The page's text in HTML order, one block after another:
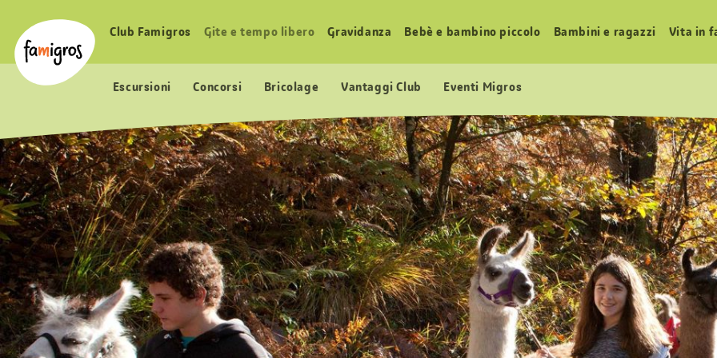
segnalibri
Logo
Navigazione
Club Famigros Gite e tempo libero Gravidanza Bebè e bambino piccolo Bambini e ragazzi Vita in
Escursioni Concorsi Bricolage Vantaggi Club Eventi Migros